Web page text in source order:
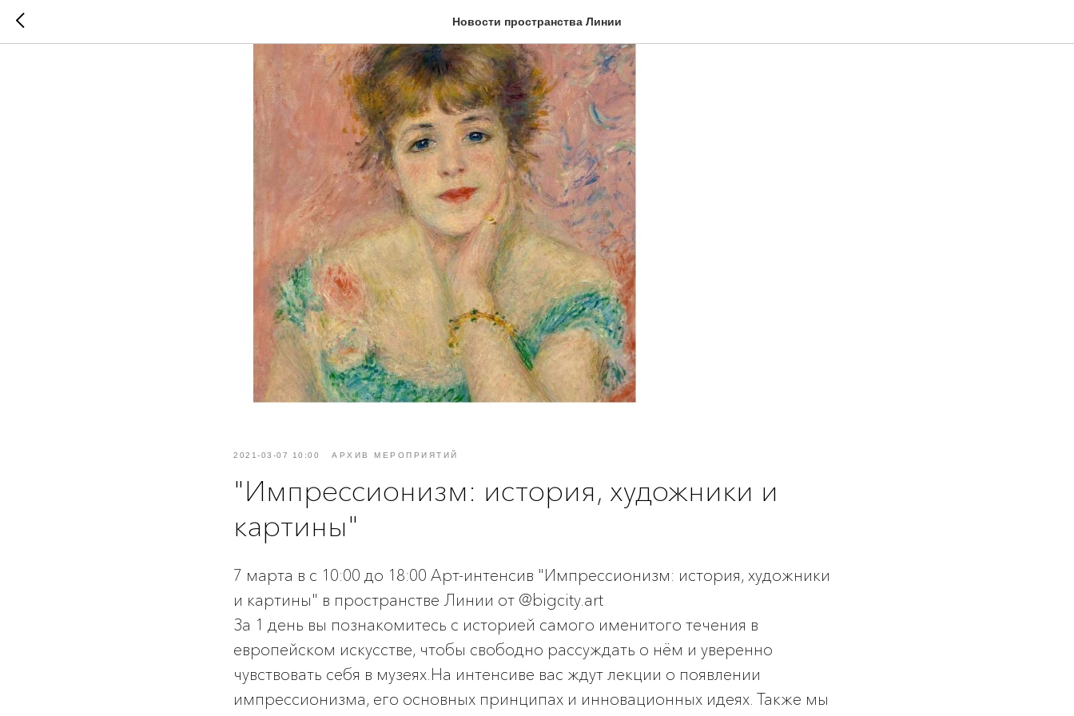
Новости пространства Линии
2021-03-07 10:00 АРХИВ МЕРОПРИЯТИЙ
"Импрессионизм: история, художники и
картины"
7 марта в с 10:00 до 18:00 Арт-интенсив "Импрессионизм: история, художники
и картины" в пространстве Линии от @bigcity.art
За 1 день вы познакомитесь с историей самого именитого течения в
европейском искусстве, чтобы свободно рассуждать о нём и уверенно
чувствовать себя в музеях.На интенсиве вас ждут лекции о появлении
импрессионизма, его основных принципах и инновационных идеях. Также мы